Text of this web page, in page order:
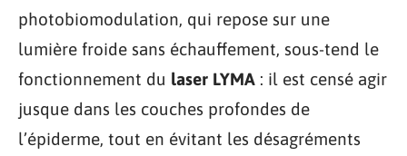
photobiomodulation, qui repose sur une
lumière froide sans échauffement, sous-tend le
fonctionnement du laser LYMA : il est censé agir
jusque dans les couches profondes de
l’épiderme, tout en évitant les désagréments